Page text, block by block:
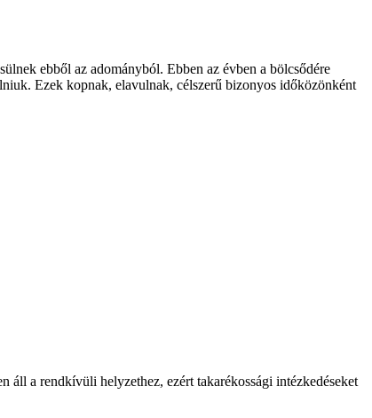
ebből az adományból. Ebben az évben a bölcsődére
Ezek kopnak, elavulnak, célszerű bizonyos időközönként
áll a rendkívüli helyzethez, ezért takarékossági intézkedéseket